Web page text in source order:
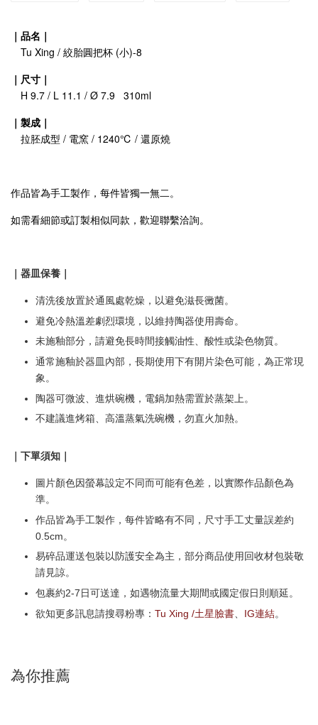
｜品名｜
Tu Xing / 絞胎圓把杯 (小)-8
｜尺寸｜
H 9.7 / L 11.1 / Ø 7.9 310ml
｜製成｜
拉胚成型 / 電窯 / 1240℃ / 還原燒
作品皆為手工製作，每件皆獨一無二。
如需看細節或訂製相似同款，歡迎聯繫洽詢。
｜器皿保養｜
清洗後放置於通風處乾燥，以避免滋長黴菌。
避免冷熱溫差劇烈環境，以維持陶器使用壽命。
未施釉部分，請避免長時間接觸油性、酸性或染色物質。
通常施釉於器皿內部，長期使用下有開片染色可能，為正常現
象。
陶器可微波、進烘碗機，電鍋加熱需置於蒸架上。
不建議進烤箱、高溫蒸氣洗碗機，勿直火加熱。
｜下單須知｜
圖片顏色因螢幕設定不同而可能有色差，以實際作品顏色為
準。
作品皆為手工製作，每件皆略有不同，尺寸手工丈量誤差約
0.5cm。
易碎品運送包裝以防護安全為主，部分商品使用回收材包裝敬
請見諒。
包裹約2-7日可送達，如遇物流量大期間或國定假日則順延。
欲知更多訊息請搜尋粉專： Tu Xing /土星臉書 IG連結。
為你推薦